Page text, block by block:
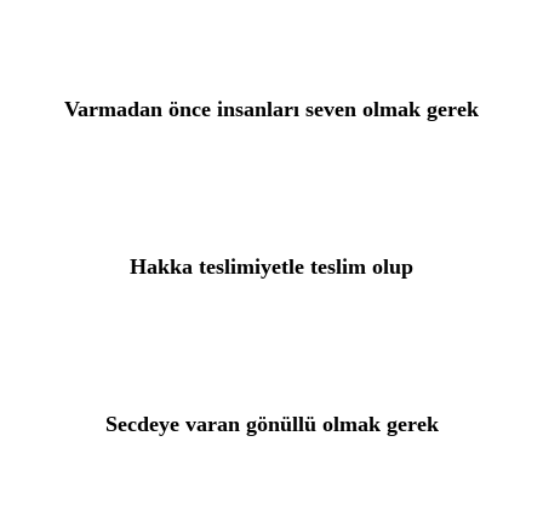
Varmadan önce insanları seven olmak gerek
Hakka teslimiyetle teslim olup
Secdeye varan gönüllü olmak gerek